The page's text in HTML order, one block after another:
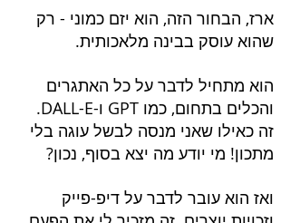
ארז, הבחור הזה, הוא יזם כמוני - רק
שהוא עוסק בבינה מלאכותית.
הוא מתחיל לדבר על כל האתגרים
והכלים בתחום, כמו GPT ו-DALL-E.
זה כאילו שאני מנסה לבשל עוגה בלי
מתכון! מי יודע מה יצא בסוף, נכון?
ואז הוא עובר לדבר על דיפ-פייק